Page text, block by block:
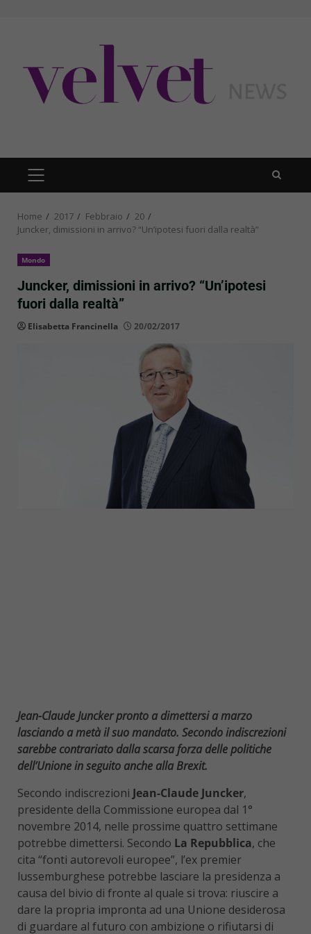
PRIMARY
MENU
Home 2017 Febbraio
20
Juncker, dimissioni in arrivo? “Un’ipotesi fuori dalla realtà”
Mondo
Juncker, dimissioni in arrivo? “Un’ipotesi
fuori dalla realtà”
Elisabetta Francinella 20/02/2017
Jean-Claude Juncker pronto a dimettersi a marzo
lasciando a metà il suo mandato. Secondo indiscrezioni
sarebbe contrariato dalla scarsa forza delle politiche
dell’Unione in seguito anche alla Brexit.
Secondo indiscrezioni Jean-Claude Juncker,
presidente della Commissione europea dal 1°
novembre 2014, nelle prossime quattro settimane
potrebbe dimettersi. Secondo La Repubblica, che
cita “fonti autorevoli europee”, l’ex premier
lussemburghese potrebbe lasciare la presidenza a
causa del bivio di fronte al quale si trova: riuscire a
dare la propria impronta ad una Unione desiderosa
di guardare al futuro con ambizione o rifiutarsi di